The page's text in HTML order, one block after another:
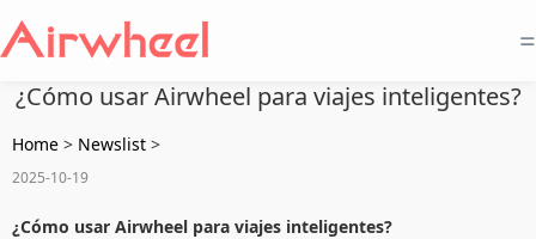
=
¿Cómo usar Airwheel para viajes inteligentes?
Home > Newslist >
2025-10-19
¿Cómo usar Airwheel para viajes inteligentes?